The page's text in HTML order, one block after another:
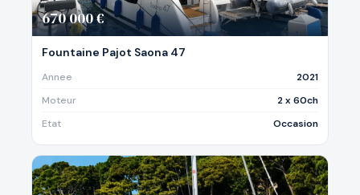
670 000 €
Fountaine Pajot Saona 47
Annee
2021
Moteur
2 x 60ch
Etat
Occasion